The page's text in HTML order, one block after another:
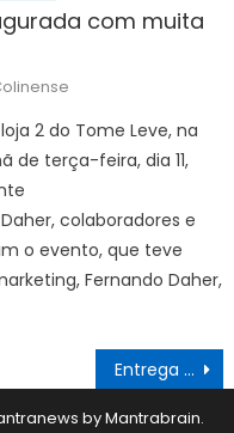
com muita
2 do Tome Leve, na
de terça-feira, dia 11,
colaboradores e
o evento, que teve
Fernando Daher,
Entrega de prêmios
byMantrabrain.